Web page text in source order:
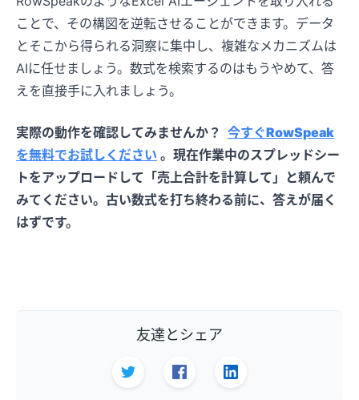
ことで、その構図を逆転させることができます。データ
とそこから得られる洞察に集中し、複雑なメカニズムは
AIに任せましょう。数式を検索するのはもうやめて、答
えを直接手に入れましょう。
実際の動作を確認してみませんか？ 今すぐRowSpeak
を無料でお試しください 。現在作業中のスプレッドシー
トをアップロードして「売上合計を計算して」と頼んで
みてください。古い数式を打ち終わる前に、答えが届く
はずです。
友達とシェア